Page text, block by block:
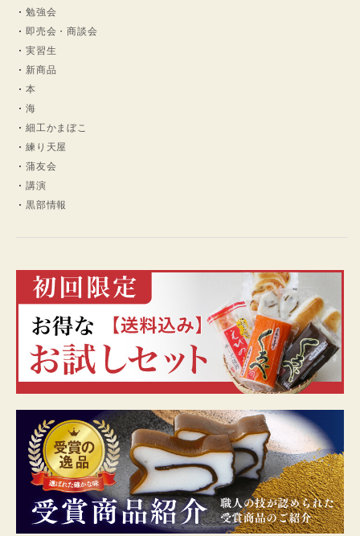
勉強会
即売会・商談会
実習生
新商品
本
海
細工かまぼこ
練り天屋
蒲友会
講演
黒部情報